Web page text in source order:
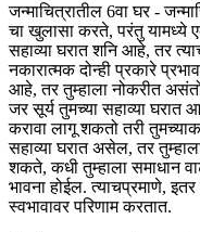
जन्माचित्रातील 6वा घर -
चा खुलासा करते, परंतु यामध्ये
सहाव्या घरात शनि आहे, तर
नकारात्मक दोन्ही प्रकारे
आहे, तर तुम्हाला नोकरीत
जर सूर्य तुमच्या सहाव्या घरात
करावा लागू शकतो तरी
सहाव्या घरात असेल, तर
शकते, कधी तुम्हाला समाधान
भावना होईल. त्याचप्रमाणे,
स्वभावावर परिणाम करतात.